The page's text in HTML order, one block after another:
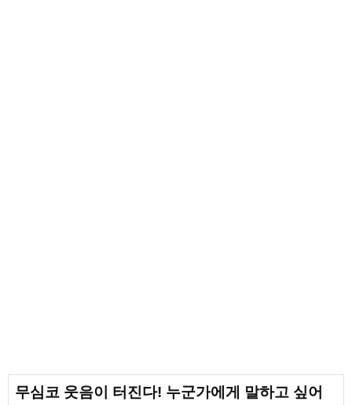
무심코 웃음이 터진다! 누군가에게 말하고 싶어